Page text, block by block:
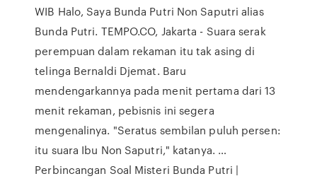
WIB Halo, Saya Bunda Putri Non Saputri alias
Bunda Putri. TEMPO.CO, Jakarta - Suara serak
perempuan dalam rekaman itu tak asing di
telinga Bernaldi Djemat. Baru
mendengarkannya pada menit pertama dari 13
menit rekaman, pebisnis ini segera
mengenalinya. "Seratus sembilan puluh persen:
itu suara Ibu Non Saputri," katanya. …
Perbincangan Soal Misteri Bunda Putri |